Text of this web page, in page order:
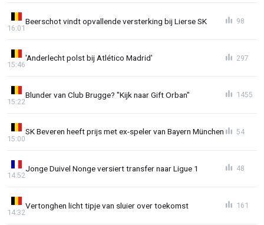
Beerschot vindt opvallende versterking bij Lierse SK
16:01
98
'Anderlecht polst bij Atlético Madrid'
15:46
297
Blunder van Club Brugge? "Kijk naar Gift Orban"
15:22
1455
SK Beveren heeft prijs met ex-speler van Bayern München
15:00
54
Jonge Duivel Nonge versiert transfer naar Ligue 1
14:52
48
Vertonghen licht tipje van sluier over toekomst
14:32
161